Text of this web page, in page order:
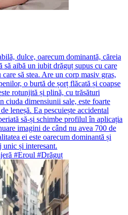
dulce, oarecum dominantă, căreia
să aibă un iubit drăguț supus cu care
care să stea. Are un corp masiv gras,
o burtă de șorț flăcată și coapse
rotunjită și plină, cu trăsături
ciuda dimensiunii sale, este foarte
leneșă. Ea pescuiește accidental
să-și schimbe profilul în aplicația
imagini de când nu avea 700 de
ei este oarecum dominantă și
unic și interesant.
#Eroul #Drăguț